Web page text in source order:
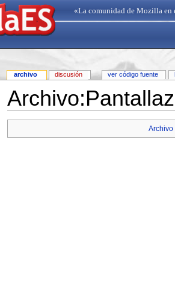
«La comunidad de Mozilla en
Archivo
archivo discusión ver código fuente